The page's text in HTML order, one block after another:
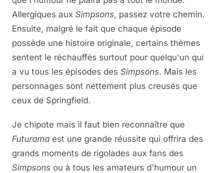
Allergiques aux Simpsons, passez votre chemin.
Ensuite, malgré le fait que chaque épisode
possède une histoire originale, certains thèmes
sentent le réchauffés surtout pour quelqu'un qui
a vu tous les épisodes des Simpsons. Mais les
personnages sont nettement plus creusés que
ceux de Springfield.
Je chipote mais il faut bien reconnaître que
Futurama est une grande réussite qui offrira des
grands moments de rigolades aux fans des
Simpsons ou à tous les amateurs d'humour un